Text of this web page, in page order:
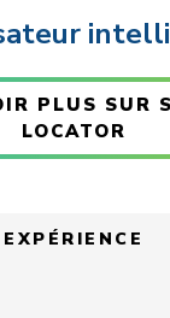
PLUS SUR
LOCATOR
EXPÉRIENCE